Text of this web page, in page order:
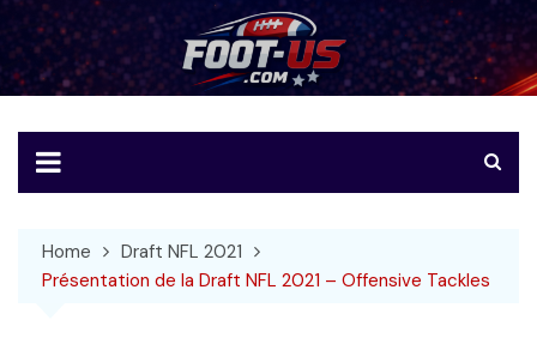
to
content
Foot-US
Le football américain en français
Home
Draft NFL 2021
Présentation de la Draft NFL 2021 – Offensive Tackles